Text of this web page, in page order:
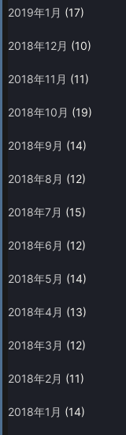
2019年1月 (17)
2018年12月 (10)
2018年11月 (11)
2018年10月 (19)
2018年9月 (14)
2018年8月 (12)
2018年7月 (15)
2018年6月 (12)
2018年5月 (14)
2018年4月 (13)
2018年3月 (12)
2018年2月 (11)
2018年1月 (14)